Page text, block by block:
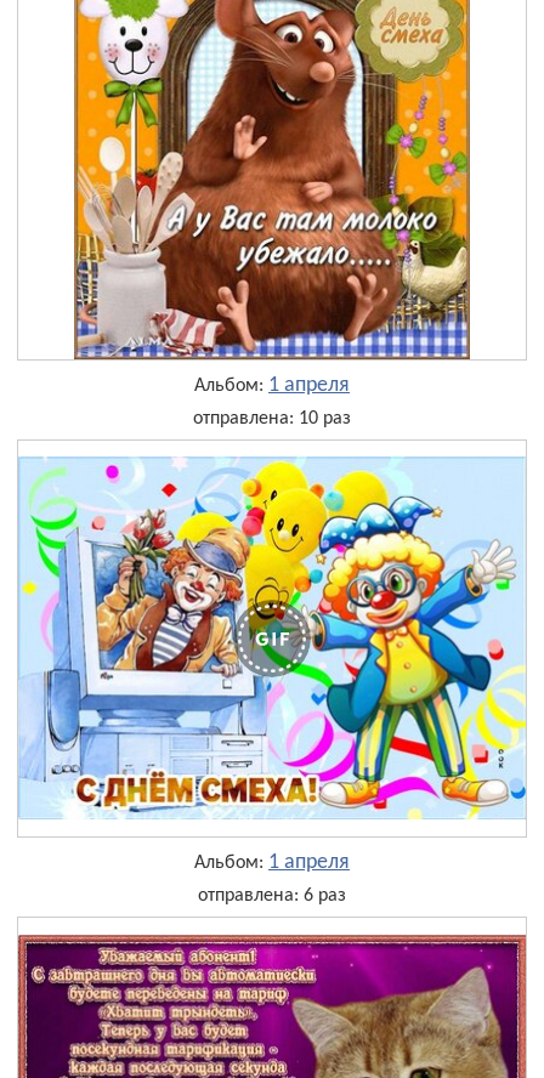
Альбом: 1 апреля
отправлена: 10 раз
Альбом: 1 апреля
отправлена: 6 раз